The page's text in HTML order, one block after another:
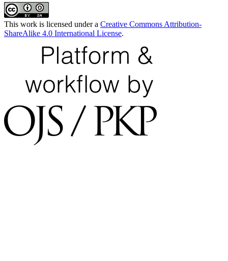
This work is licensed under a Creative Commons Attribution-
ShareAlike 4.0 International License.